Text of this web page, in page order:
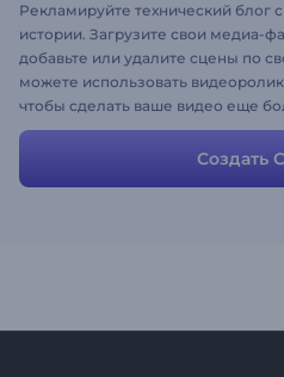
Рекламируйте технический блог
истории. Загрузите свои медиа-
добавьте или удалите сцены по
можете использовать
чтобы сделать ваше видео еще
продвигать свой контент
Создать